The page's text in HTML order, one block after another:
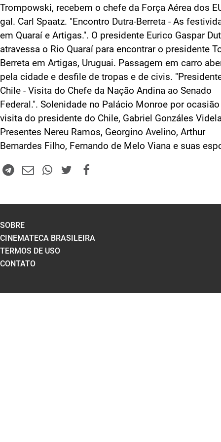
Trompowski, recebem o chefe da Força Aérea dos
gal. Carl Spaatz. "Encontro Dutra-Berreta - As
em Quaraí e Artigas.". O presidente Eurico Gaspar
atravessa o Rio Quaraí para encontrar o presidente
Berreta em Artigas, Uruguai. Passagem em carro
pela cidade e desfile de tropas e de civis.
Chile - Visita do Chefe da Nação Andina ao Senado
Federal.". Solenidade no Palácio Monroe por
visita do presidente do Chile, Gabriel Gonzáles
Presentes Nereu Ramos, Georgino Avelino, Arthur
Bernardes Filho, Fernando de Melo Viana e suas
SOBRE
CINEMATECA BRASILEIRA
TERMOS DE USO
CONTATO